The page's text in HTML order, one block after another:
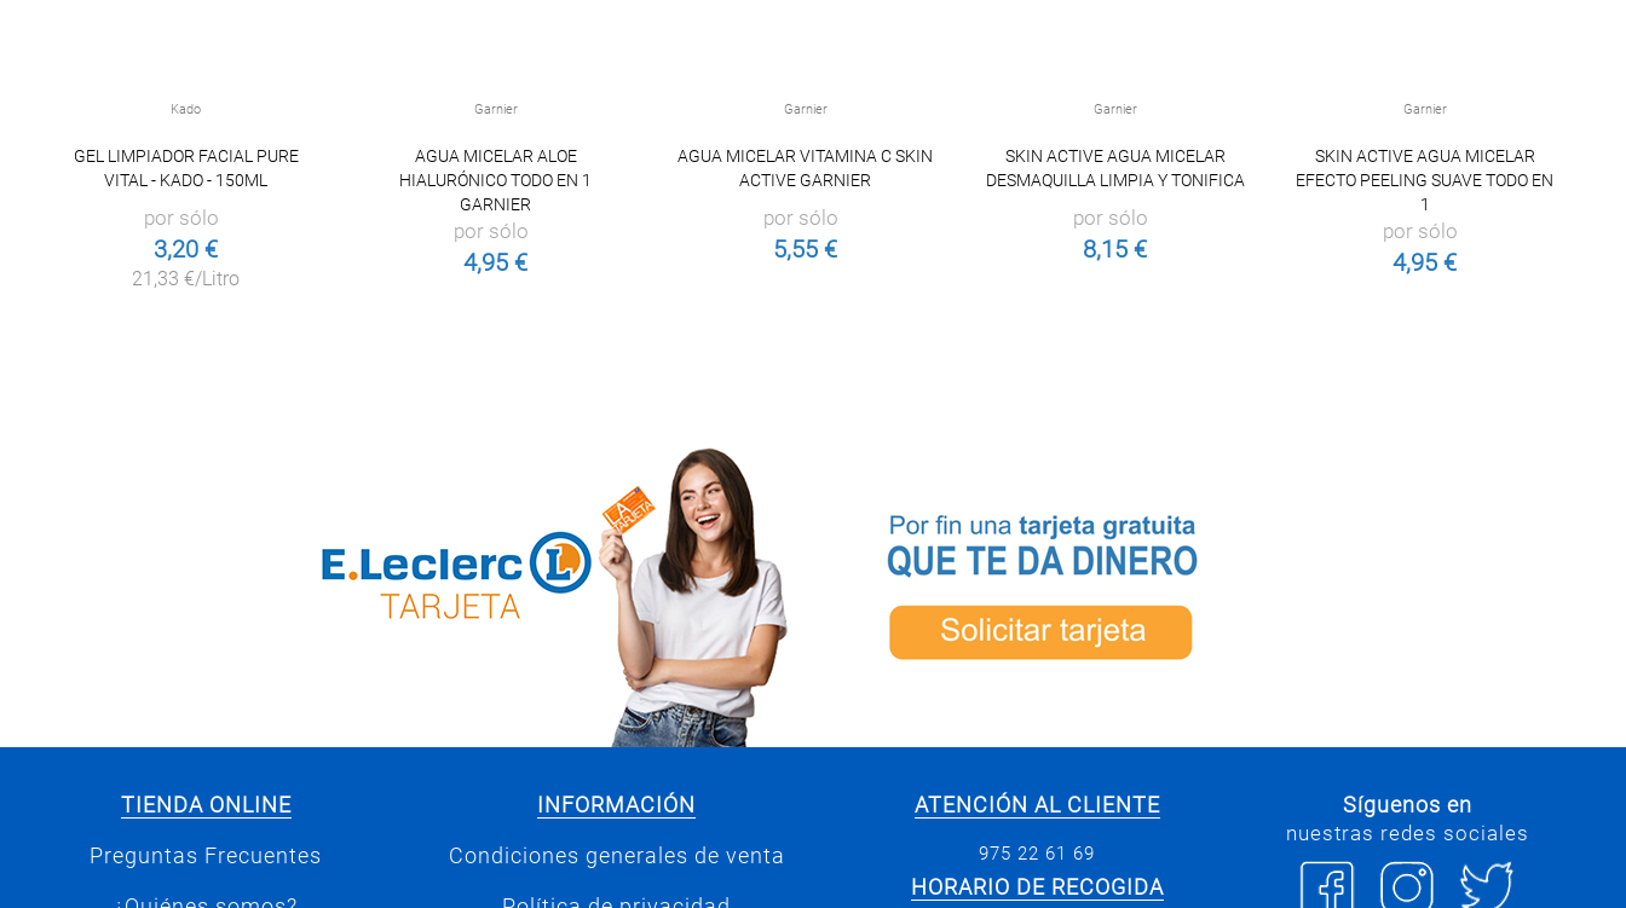
Kado
GEL LIMPIADOR FACIAL PURE
VITAL - KADO - 150ML
por sólo
3,20 €
21,33 €/Litro
Garnier
AGUA MICELAR ALOE
HIALURÓNICO TODO EN 1
GARNIER
por sólo
4,95 €
Garnier
AGUA MICELAR VITAMINA C SKIN
ACTIVE GARNIER
por sólo
5,55 €
Garnier
SKIN ACTIVE AGUA MICELAR
DESMAQUILLA LIMPIA Y TONIFICA
por sólo
8,15 €
Garnier
SKIN ACTIVE AGUA MICELAR
EFECTO PEELING SUAVE TODO EN
1
por sólo
4,95 €
TIENDA ONLINE
Preguntas Frecuentes
INFORMACIÓN
Condiciones generales de venta
ATENCIÓN AL CLIENTE
975 22 61 69
HORARIO DE RECOGIDA
Síguenos en
nuestras redes sociales